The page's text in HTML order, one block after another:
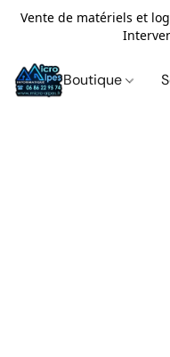
Vente de matériels et
Boutique